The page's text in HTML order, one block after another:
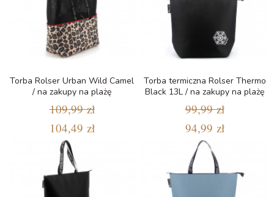
Torba Rolser Urban Wild Camel
/ na zakupy na plażę
109,99 zł
104,49 zł
Torba termiczna Rolser Thermo
Black 13L / na zakupy na plażę
99,99 zł
94,99 zł